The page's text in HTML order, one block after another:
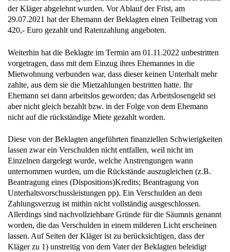
der Kläger abgelehnt wurden. Vor Ablauf der Frist, am
29.07.2021 hat der Ehemann der Beklagten einen Teilbetrag von
420,- Euro gezahlt und Ratenzahlung angeboten.
Weiterhin hat die Beklagte im Termin am 01.11.2022 unbestritten
vorgetragen, dass mit dem Einzug ihres Ehemannes in die
Mietwohnung verbunden war, dass dieser keinen Unterhalt mehr
zahlte, aus dem sie die Mietzahlungen bestritten hatte. Ihr
Ehemann sei dann arbeitslos geworden; das Arbeitslosengeld sei
aber nicht gleich bezahlt bzw. in der Folge von dem Ehemann
nicht auf die rückständige Miete gezahlt worden.
Diese von der Beklagten angeführten finanziellen Schwierigkeiten
lassen zwar ein Verschulden nicht entfallen, weil nicht im
Einzelnen dargelegt wurde, welche Anstrengungen wann
unternommen wurden, um die Rückstände auszugleichen (z.B.
Beantragung eines (Dispositions)Kredits; Beantragung von
Unterhaltsvorschussleistungen pp). Ein Verschulden an dem
Zahlungsverzug ist mithin nicht vollständig ausgeschlossen.
Allerdings sind nachvollziehbare Gründe für die Säumnis genannt
worden, die das Verschulden in einem milderen Licht erscheinen
lassen. Auf Seiten der Kläger ist zu berücksichtigen, dass der
Kläger zu 1) unstreitig von dem Vater der Beklagten beleidigt